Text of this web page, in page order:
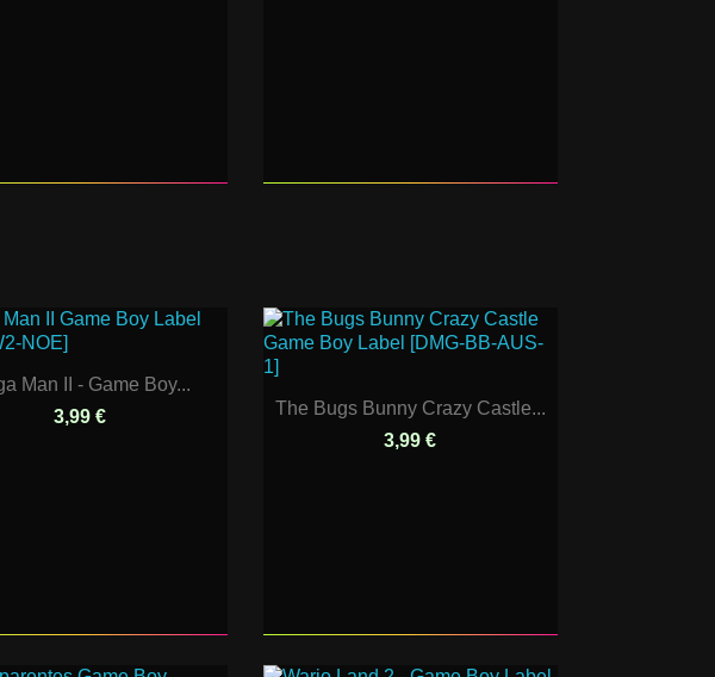
Man II - Game Boy...
3,99 €
The Bugs Bunny Crazy Castle...
3,99 €